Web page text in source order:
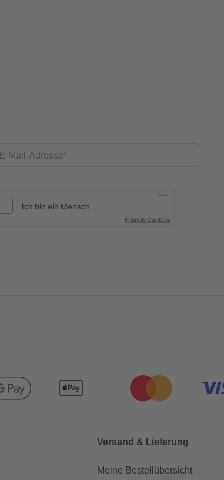
E-Mail-Adresse
Friendly Captcha
Versand & Lieferung
Meine Bestellübersicht